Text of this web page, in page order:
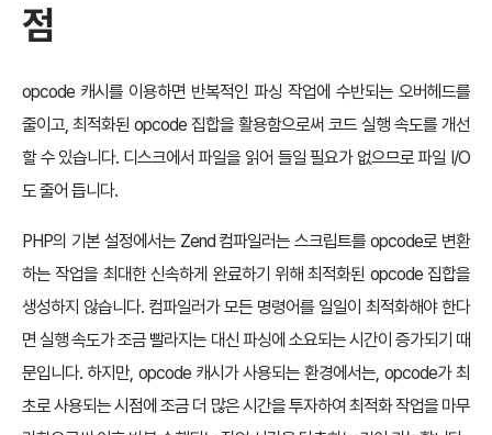
점
opcode 캐시를 이용하면 반복적인 파싱 작업에 수반되는 오버헤드를
줄이고, 최적화된 opcode 집합을 활용함으로써 코드 실행 속도를 개선
할 수 있습니다. 디스크에서 파일을 읽어 들일 필요가 없으므로 파일 I/O
도 줄어 듭니다.
PHP의 기본 설정에서는 Zend 컴파일러는 스크립트를 opcode로 변환
하는 작업을 최대한 신속하게 완료하기 위해 최적화된 opcode 집합을
생성하지 않습니다. 컴파일러가 모든 명령어를 일일이 최적화해야 한다
면 실행 속도가 조금 빨라지는 대신 파싱에 소요되는 시간이 증가되기 때
문입니다. 하지만, opcode 캐시가 사용되는 환경에서는, opcode가 최
초로 사용되는 시점에 조금 더 많은 시간을 투자하여 최적화 작업을 마무